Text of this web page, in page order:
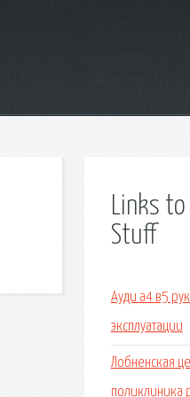
Links
Stuff
Ауди а4 в5
эксплуатации
Лобненская
поликлиника